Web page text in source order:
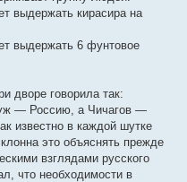
выдержать кирасира на
выдержать 6 фунтовое
дворе говорила так:
— Россию, а Чичагов —
известно в каждой шутке
это объяснять прежде
взглядами русского
что необходимости в